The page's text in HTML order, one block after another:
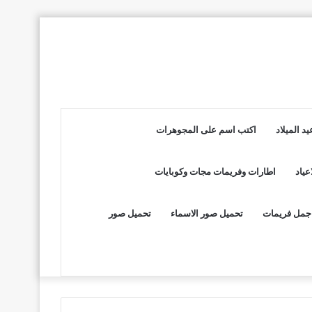
الميلاد اكتب اسم على المجوهرات
اطارات وفريمات مجات وكوبايات
فريمات تحميل صور الاسماء تحميل صور